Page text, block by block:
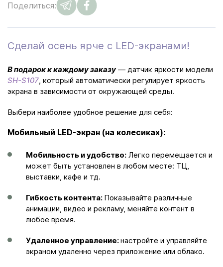
Поделиться:
Сделай осень ярче с LED-экранами!
В подарок к каждому заказу — датчик яркости модели
SH-S107, который автоматически регулирует яркость
экрана в зависимости от окружающей среды.
Выбери наиболее удобное решение для себя:
Мобильный LED-экран (на колесиках):
Мобильность и удобство: Легко перемещается и
может быть установлен в любом месте: ТЦ,
выставки, кафе и тд.
Гибкость контента: Показывайте различные
анимации, видео и рекламу, меняйте контент в
любое время.
Удаленное управление:настройте и управляйте
экраном удаленно через приложение или облако.